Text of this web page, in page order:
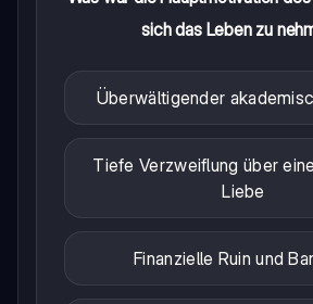
sich das Leben zu
Überwältigender
Tiefe Verzweiflung über
Liebe
Finanzielle Ruin und